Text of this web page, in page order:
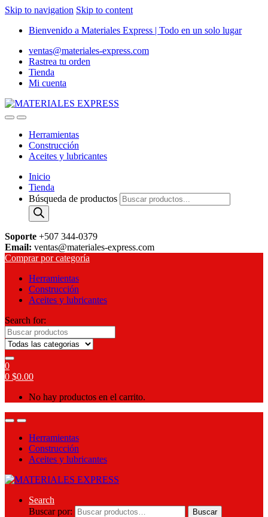
Skip to navigation Skip to content
Bienvenido a Materiales Express | Todo en un solo lugar
ventas@materiales-express.com
Rastrea tu orden
Tienda
Mi cuenta
Herramientas
Construcción
Aceites y lubricantes
Inicio
Tienda
Búsqueda de productos
Soporte +507 344-0379
Email: ventas@materiales-express.com
Comprar por categoría
Herramientas
Construcción
Aceites y lubricantes
Search for:
0
0 $0.00
No hay productos en el carrito.
Herramientas
Construcción
Aceites y lubricantes
Search
Buscar por:
Buscar